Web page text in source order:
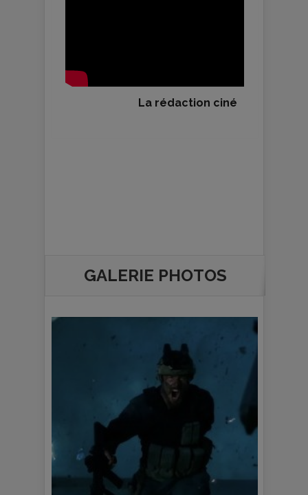
La rédaction ciné
GALERIE PHOTOS